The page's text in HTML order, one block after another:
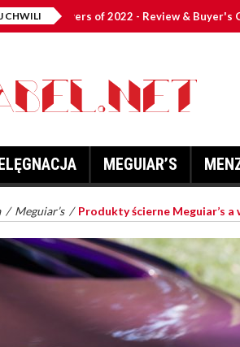
CHWILIof 2022 - Review & Buyer's Guide
MEGUIAR’S
/ Meguiar’s / Produkty ścierne Meguiar’s